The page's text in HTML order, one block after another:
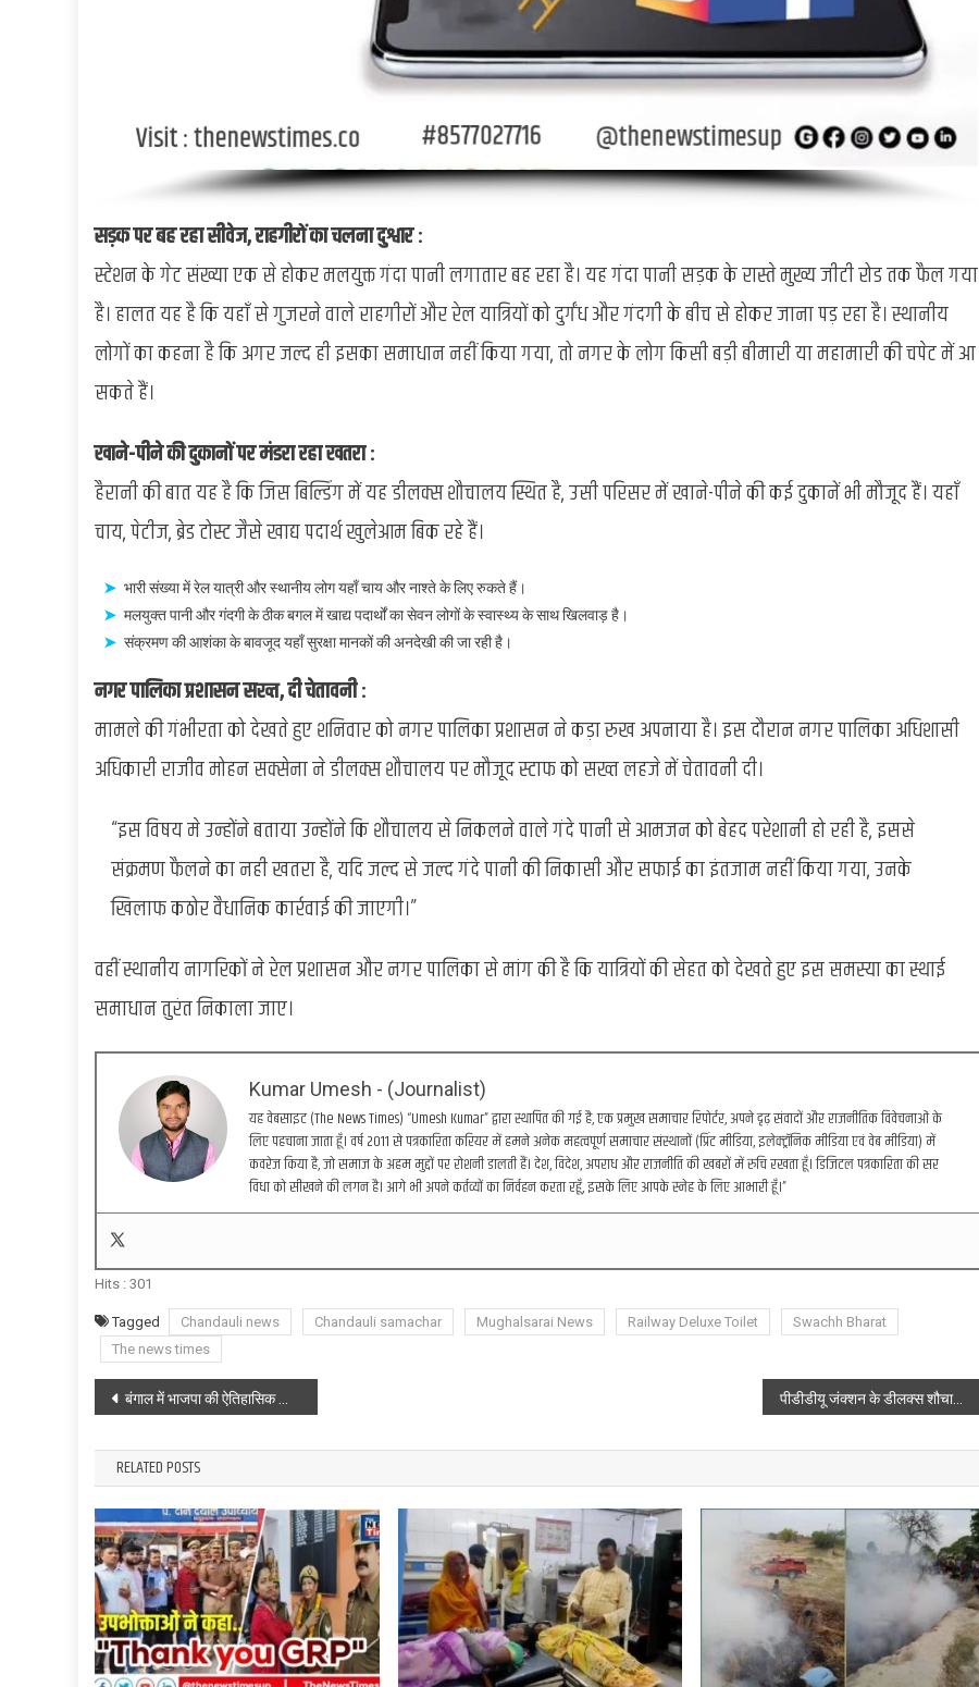
सड़क पर बह रहा सीवेज, राहगीरों का चलना दुश्वार :
स्टेशन के गेट संख्या एक से होकर मलयुक्त गंदा पानी लगातार बह रहा है। यह गंदा पानी सड़क के रास्ते मुख्य जीटी रोड तक फैल गया
है। हालत यह है कि यहाँ से गुजरने वाले राहगीरों और रेल यात्रियों को दुर्गंध और गंदगी के बीच से होकर जाना पड़ रहा है। स्थानीय
लोगों का कहना है कि अगर जल्द ही इसका समाधान नहीं किया गया, तो नगर के लोग किसी बड़ी बीमारी या महामारी की चपेट में आ
सकते हैं।
खाने-पीने की दुकानों पर मंडरा रहा खतरा :
हैरानी की बात यह है कि जिस बिल्डिंग में यह डीलक्स शौचालय स्थित है, उसी परिसर में खाने-पीने की कई दुकानें भी मौजूद हैं। यहाँ
चाय, पेटीज, ब्रेड टोस्ट जैसे खाद्य पदार्थ खुलेआम बिक रहे हैं।
भारी संख्या में रेल यात्री और स्थानीय लोग यहाँ चाय और नाश्ते के लिए रुकते हैं।
मलयुक्त पानी और गंदगी के ठीक बगल में खाद्य पदार्थों का सेवन लोगों के स्वास्थ्य के साथ खिलवाड़ है।
संक्रमण की आशंका के बावजूद यहाँ सुरक्षा मानकों की अनदेखी की जा रही है।
नगर पालिका प्रशासन सख्त, दी चेतावनी :
मामले की गंभीरता को देखते हुए शनिवार को नगर पालिका प्रशासन ने कड़ा रुख अपनाया है। इस दौरान नगर पालिका अधिशासी
अधिकारी राजीव मोहन सक्सेना ने डीलक्स शौचालय पर मौजूद स्टाफ को सख्त लहजे में चेतावनी दी।
“इस विषय मे उन्होंने बताया उन्होंने कि शौचालय से निकलने वाले गंदे पानी से आमजन को बेहद परेशानी हो रही है, इससे
संक्रमण फैलने का नही खतरा है, यदि जल्द से जल्द गंदे पानी की निकासी और सफाई का इंतजाम नहीं किया गया, उनके
खिलाफ कठोर वैधानिक कार्रवाई की जाएगी।”
वहीं स्थानीय नागरिकों ने रेल प्रशासन और नगर पालिका से मांग की है कि यात्रियों की सेहत को देखते हुए इस समस्या का स्थाई
समाधान तुरंत निकाला जाए।
Kumar Umesh - (Journalist)
यह वेबसाइट (The News Times) “Umesh Kumar” द्वारा स्थापित की गई है, एक प्रमुख समाचार रिपोर्टर, अपने दृढ़ संवादों और राजनीतिक विवेचनाओं के
लिए पहचाना जाता हूँ। वर्ष 2011 से पत्रकारिता करियर में हमने अनेक महत्वपूर्ण समाचार संस्थानों (प्रिंट मीडिया, इलेक्ट्रॉनिक मीडिया एवं वेब मीडिया) में
कवरेज किया है, जो समाज के अहम मुद्दों पर रोशनी डालती हैं। देश, विदेश, अपराध और राजनीति की खबरों में रुचि रखता हूँ। डिजिटल पत्रकारिता की सर
विधा को सीखने की लगन है। आगे भी अपने कर्तव्यों का निर्वहन करता रहूँ, इसके लिए आपके स्नेह के लिए आभारी हूँ।”
Hits : 301
Tagged Chandauli news Chandauli samachar Mughalsarai News Railway Deluxe Toilet
Swachh Bharat
The news times
Post
navigation
बंगाल में भाजपा की ऐतिहासिक जीत पर भदोही सांसद ने बांटी मिठाई, मना जश्न पीडीडीयू जंक्शन के डीलक्स शौचालय का गंदा पानी अब प्राचीन काली मंदिर तक पहुँचा
RELATED POSTS